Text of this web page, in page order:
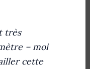
très
– moi
cette